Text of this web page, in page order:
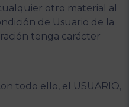
otro material al
de Usuario de la
tenga carácter
todo ello, el USUARIO,